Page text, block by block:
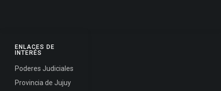
ENLACES DE
INTERÉS
Poderes Judiciales
Provincia de Jujuy